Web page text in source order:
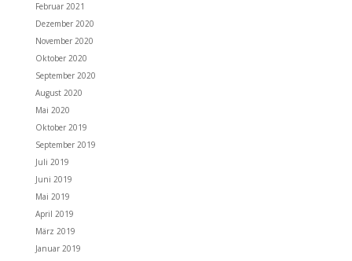
Februar 2021
Dezember 2020
November 2020
Oktober 2020
September 2020
August 2020
Mai 2020
Oktober 2019
September 2019
Juli 2019
Juni 2019
Mai 2019
April 2019
März 2019
Januar 2019